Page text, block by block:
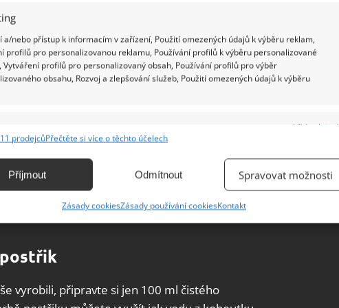
a/nebo přístup k informacím v zařízení, Použití omezených údajů k výběru reklam,
profilů pro personalizovanou reklamu, Používání profilů k výběru personalizované
Vytváření profilů pro personalizovaný obsah, Používání profilů pro výběr
obsahu, Rozvoj a zlepšování služeb, Použití omezených údajů k výběru
Vždy aktivní
zařízení na základě automaticky přenášených informací.
aktivně vyžádaných informací.
bezpečnosti, předcházení a zjišťování podvodů a
chyb, Poskytování a zobrazování reklamy a obsahu,
a sdělování voleb ochrany osobních údajů.
prodejcůPřečtěte si více o těchto účelech
Příjmout Odmítnout Spravovat možnosti
Zásady cookiesZásady používání cookiesKontakt
vyrobili, připravte si jen 100 ml čistého